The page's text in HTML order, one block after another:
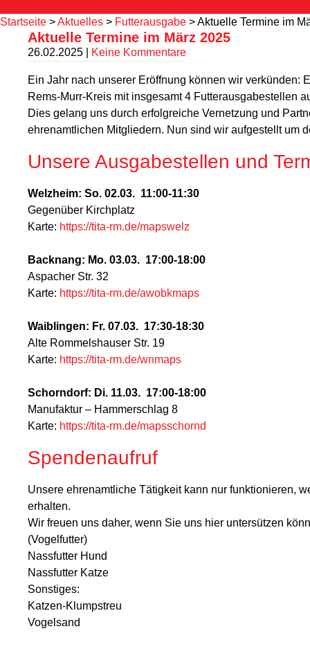
Startseite >Aktuelles > Futterausgabe >Aktuelle Termine im
Aktuelle Termine im März 2025
26.02.2025 Keine Kommentare
Ein Jahr nach unserer Eröffnung können wir verkünden:
Rems-Murr-Kreis mit insgesamt 4 Futterausgabestellen
Dies gelang uns durch erfolgreiche Vernetzung und
ehrenamtlichen Mitgliedern. Nun sind wir aufgestellt um
Unsere Ausgabestellen und
Welzheim: So. 02.03. 11:00-11:30
Gegenüber Kirchplatz
Karte: https://tita-rm.de/mapswelz
Backnang: Mo. 03.03. 17:00-18:00
Aspacher Str. 32
Karte: https://tita-rm.de/awobkmaps
Waiblingen: Fr. 07.03. 17:30-18:30
Alte Rommelshauser Str. 19
Karte: https://tita-rm.de/wnmaps
Schorndorf: Di. 11.03. 17:00-18:00
Manufaktur – Hammerschlag 8
Karte: https://tita-rm.de/mapsschornd
Spendenaufruf
Unsere ehrenamtliche Tätigkeit kann nur funktionieren,
erhalten.
Wir freuen uns daher, wenn Sie uns hier untersützen
(Vogelfutter)
Nassfutter Hund
Nassfutter Katze
Sonstiges:
Katzen-Klumpstreu
Vogelsand